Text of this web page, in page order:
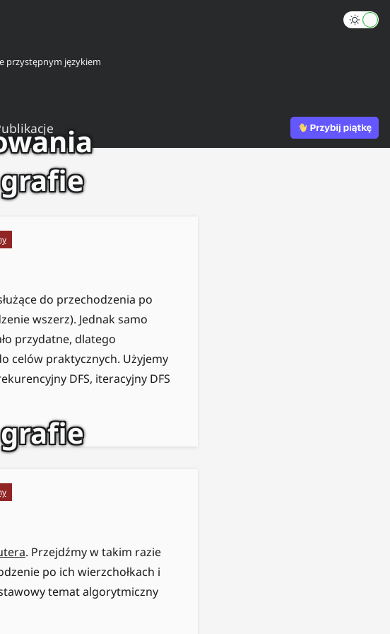
przystępnym językiem
do przechodzenia po
wszerz). Jednak samo
przydatne, dlatego
celów praktycznych. Użyjemy
DFS, iteracyjny DFS
. Przejdźmy w takim razie
po ich wierzchołkach i
temat algorytmiczny